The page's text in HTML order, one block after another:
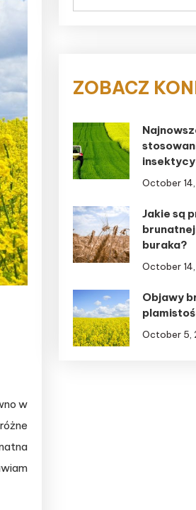
w
ZOBACZ
October
Jakie są
buraka?
October
Objawy
October 5,